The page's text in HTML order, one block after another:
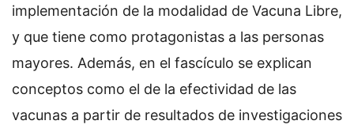
implementación de la modalidad de Vacuna Libre,
y que tiene como protagonistas a las personas
mayores. Además, en el fascículo se explican
conceptos como el de la efectividad de las
vacunas a partir de resultados de investigaciones